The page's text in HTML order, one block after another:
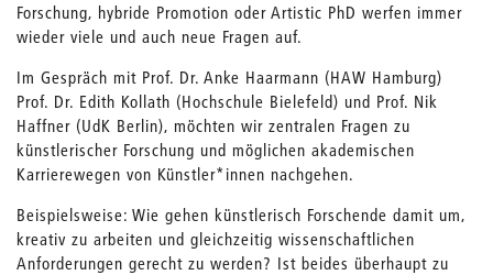
Forschung, hybride Promotion oder Artistic PhD werfen immer
wieder viele und auch neue Fragen auf.
Im Gespräch mit Prof. Dr. Anke Haarmann (HAW Hamburg)
Prof. Dr. Edith Kollath (Hochschule Bielefeld) und Prof. Nik
Haffner (UdK Berlin), möchten wir zentralen Fragen zu
künstlerischer Forschung und möglichen akademischen
Karrierewegen von Künstler*innen nachgehen.
Beispielsweise: Wie gehen künstlerisch Forschende damit um,
kreativ zu arbeiten und gleichzeitig wissenschaftlichen
Anforderungen gerecht zu werden? Ist beides überhaupt zu